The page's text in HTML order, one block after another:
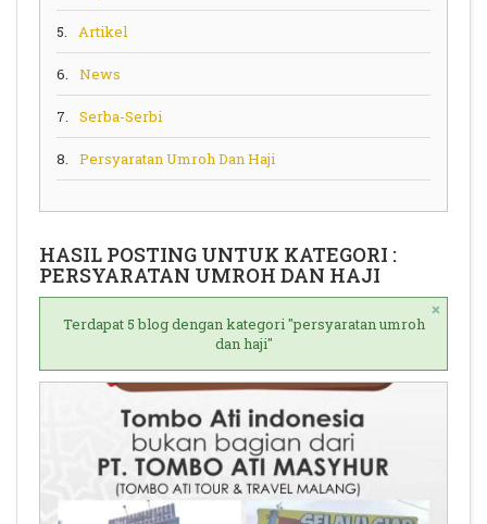
HASIL POSTING UNTUK KATEGORI :
PERSYARATAN UMROH DAN HAJI
Terdapat 5 blog dengan kategori "persyaratan umroh
dan haji"
×
5. Artikel
6. News
7. Serba-Serbi
8. Persyaratan Umroh Dan Haji